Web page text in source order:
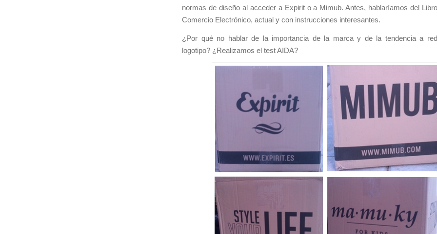
normas de diseño al acceder a Expirit o a Mimub. Antes, hablaríamos del
Comercio Electrónico, actual y con instrucciones interesantes.
¿Por qué no hablar de la importancia de la marca y de la tendencia a
logotipo? ¿Realizamos el test AIDA?